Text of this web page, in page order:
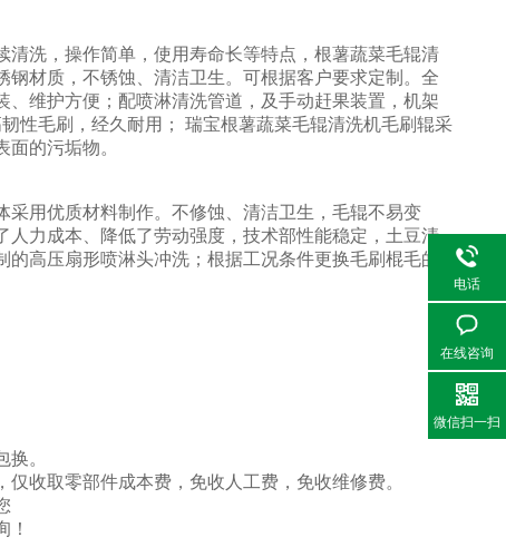
洗，操作简单，使用寿命长等特点，根薯蔬菜毛辊清
材质，不锈蚀、清洁卫生。可根据客户要求定制。全
维护方便；配喷淋清洗管道，及手动赶果装置，机架
性毛刷，经久耐用； 瑞宝根薯蔬菜毛辊清洗机毛刷辊采
的污垢物。
用优质材料制作。不修蚀、清洁卫生，毛辊不易变
力成本、降低了劳动强度，技术部性能稳定，土豆清
高压扇形喷淋头冲洗；根据工况条件更换毛刷棍毛的
。
收取零部件成本费，免收人工费，免收维修费。
！
电话
在线咨询
微信扫一扫